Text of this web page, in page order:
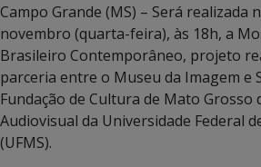
Campo Grande (MS) – Será realizada
novembro (quarta-feira), às 18h, a
Brasileiro Contemporâneo, projeto
parceria entre o Museu da Imagem e
Fundação de Cultura de Mato Grosso
Audiovisual da Universidade Federal
(UFMS).